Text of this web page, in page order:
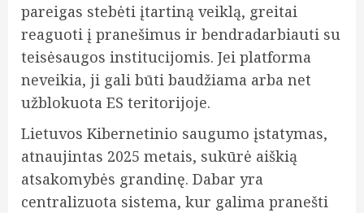
pareigas stebėti įtartiną veiklą, greitai
reaguoti į pranešimus ir bendradarbiauti su
teisėsaugos institucijomis. Jei platforma
neveikia, ji gali būti baudžiama arba net
užblokuota ES teritorijoje.
Lietuvos Kibernetinio saugumo įstatymas,
atnaujintas 2025 metais, sukūrė aiškią
atsakomybės grandinę. Dabar yra
centralizuota sistema, kur galima pranešti